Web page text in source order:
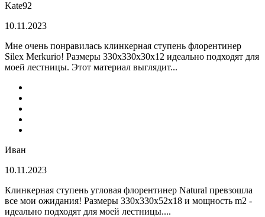
Kate92
10.11.2023
Мне очень понравилась клинкерная ступень флорентинер
Silex Merkurio! Размеры 330х330х30х12 идеально подходят для
моей лестницы. Этот материал выглядит...
Иван
10.11.2023
Клинкерная ступень угловая флорентинер Natural превзошла
все мои ожидания! Размеры 330х330х52х18 и мощность m2 -
идеально подходят для моей лестницы....